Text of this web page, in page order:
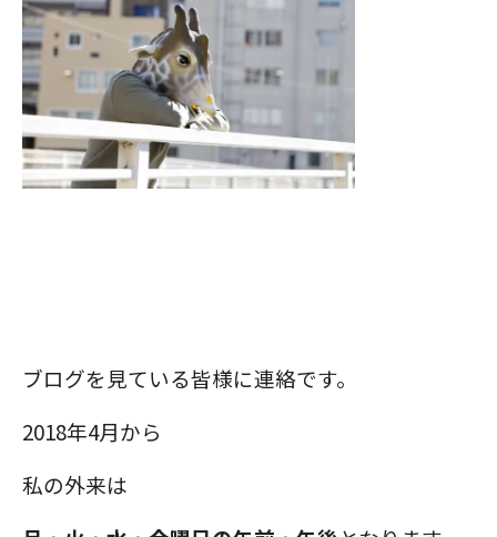
ブログを見ている皆様に連絡です。
2018年4月から
私の外来は